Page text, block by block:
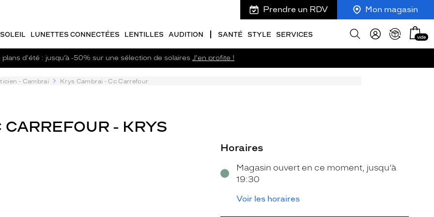
Prendre un RDV Mon magasin
LUNETTES CONNECTÉES LENTILLES AUDITION SANTÉ STYLE SERVICES
Afficher
Mon
panier
vide
plans d'été : jusqu’à -50% sur une sélection de solaires J'en profite !
- Cambrai Krys Cambrai - Cc Carrefour
- KRYS
Horaires
Magasin ouvert en ce moment, jusqu’à
19:30
Voir les horaires